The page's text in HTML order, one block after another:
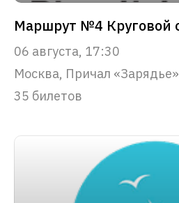
06 августа, 17:30
Москва, Причал «Зарядье»
35 билетов